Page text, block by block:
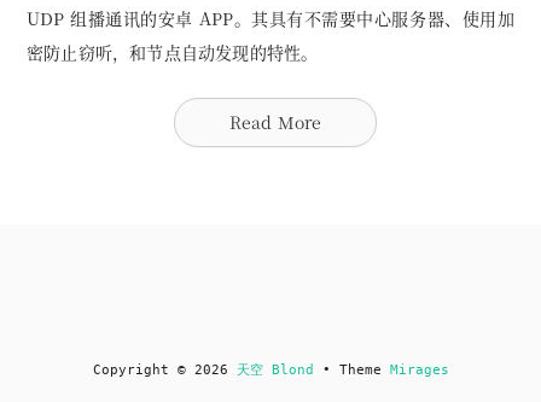
UDP 组播通讯的安卓 APP。其具有不需要中心服务器、使用加
密防止窃听，和节点自动发现的特性。
Read More
Copyright © 2026 天空 Blond • Theme Mirages